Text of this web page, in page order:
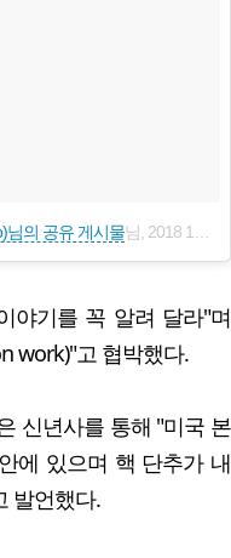
님의 공유 게시물님, 2018 1월 2 10:41오후 PST
야기를 꼭 알려 달라"며
work)"고 협박했다.
신년사를 통해 "미국 본
에 있으며 핵 단추가 내
발언했다.